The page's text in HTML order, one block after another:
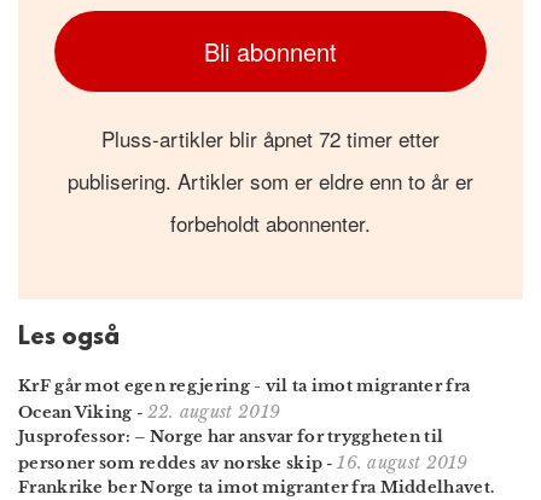
Bli abonnent
Pluss-artikler blir åpnet 72 timer etter
publisering. Artikler som er eldre enn to år er
forbeholdt abonnenter.
Les også
KrF går mot egen regjering - vil ta imot migranter fra
Ocean Viking - 22. august 2019
Jusprofessor: – Norge har ansvar for tryggheten til
personer som reddes av norske skip -16. august 2019
Frankrike ber Norge ta imot migranter fra Middelhavet.